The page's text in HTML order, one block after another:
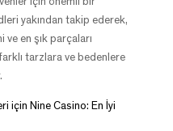
yakından takip ederek,
en şık parçaları
tarzlara ve bedenlere
için Nine Casino: En İyi